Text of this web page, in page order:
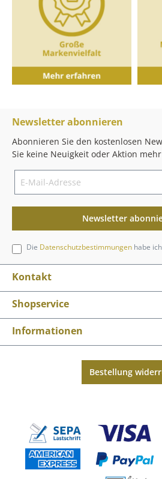
Newsletter abonnieren
Abonnieren Sie den kostenlosen
Sie keine Neuigkeit oder Aktion
Newsletter
Die Datenschutzbestimmungen habe
Kontakt
Shopservice
Informationen
Bestellung